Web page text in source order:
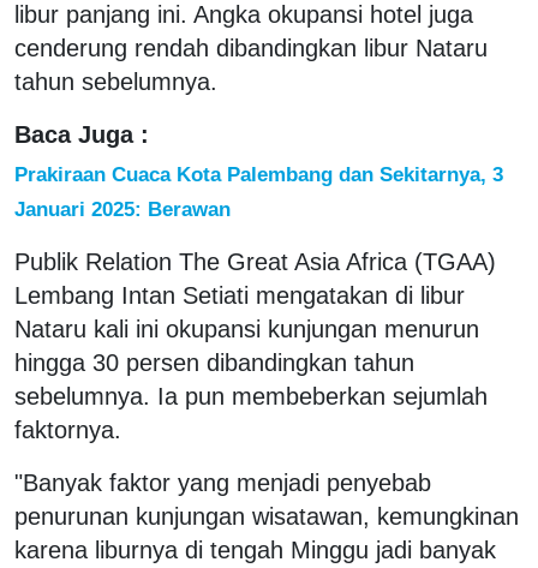
libur panjang ini. Angka okupansi hotel juga
cenderung rendah dibandingkan libur Nataru
tahun sebelumnya.
Baca Juga :
Prakiraan Cuaca Kota Palembang dan Sekitarnya, 3
Januari 2025: Berawan
Publik Relation The Great Asia Africa (TGAA)
Lembang Intan Setiati mengatakan di libur
Nataru kali ini okupansi kunjungan menurun
hingga 30 persen dibandingkan tahun
sebelumnya. Ia pun membeberkan sejumlah
faktornya.
"Banyak faktor yang menjadi penyebab
penurunan kunjungan wisatawan, kemungkinan
karena liburnya di tengah Minggu jadi banyak